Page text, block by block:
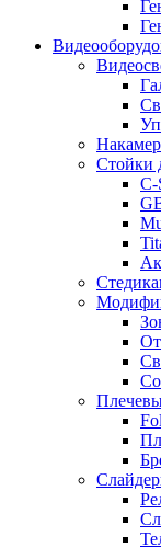
Стойки
C-